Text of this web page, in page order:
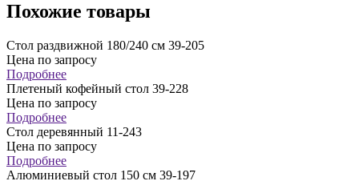
Похожие товары
Cтол раздвижной 180/240 см 39-205
Цена по запросу
Подробнее
Плетеный кофейный стол 39-228
Цена по запросу
Подробнее
Стол деревянный 11-243
Цена по запросу
Подробнее
Алюминиевый стол 150 см 39-197